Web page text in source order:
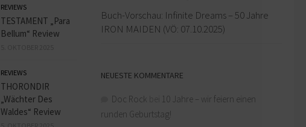
Buch-Vorschau: Infinite Dreams – 50 Jahre
IRON MAIDEN (VÖ: 07.10.2025)
NEUESTE KOMMENTARE
Doc Rock
10 Jahre – wir feiern einen
runden Geburtstag!
REVIEWS
TESTAMENT „Para
Bellum“ Review
REVIEWS
THORONDIR
„Wächter Des
Waldes“ Review